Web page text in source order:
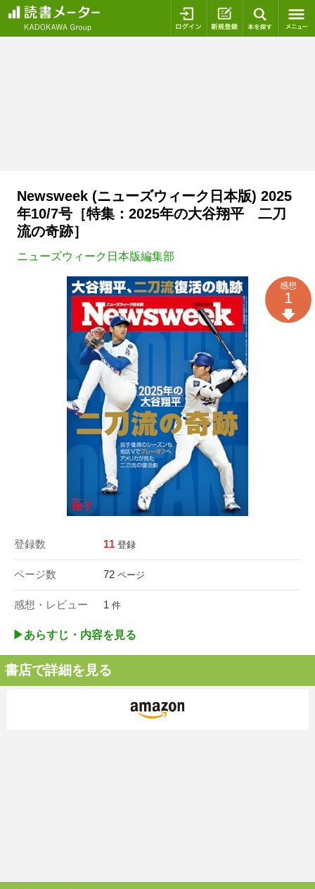
ログイン 新規登録
Newsweek (ニューズウィーク日本版) 2025
年10/7号［特集：2025年の大谷翔平 二刀
流の奇跡］
ニューズウィーク日本版編集部
登録数 11 登録
ページ数 72 ページ
感想・レビュー 1 件
感想
1
▶︎あらすじ・内容を見る
書店で詳細を見る